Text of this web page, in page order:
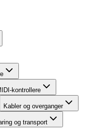
kontrollere
Kabler og overganger
og transport